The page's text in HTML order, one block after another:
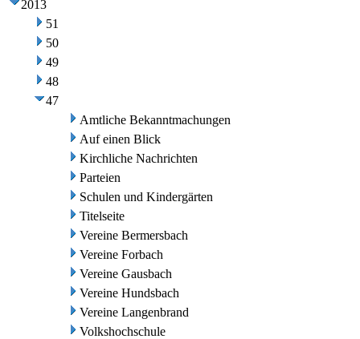
2013
51
50
49
48
47
Amtliche Bekanntmachungen
Auf einen Blick
Kirchliche Nachrichten
Parteien
Schulen und Kindergärten
Titelseite
Vereine Bermersbach
Vereine Forbach
Vereine Gausbach
Vereine Hundsbach
Vereine Langenbrand
Volkshochschule